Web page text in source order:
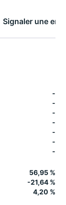
Signaler une
-
-
-
-
-
-
-
56,95 %
-21,64 %
4,20 %